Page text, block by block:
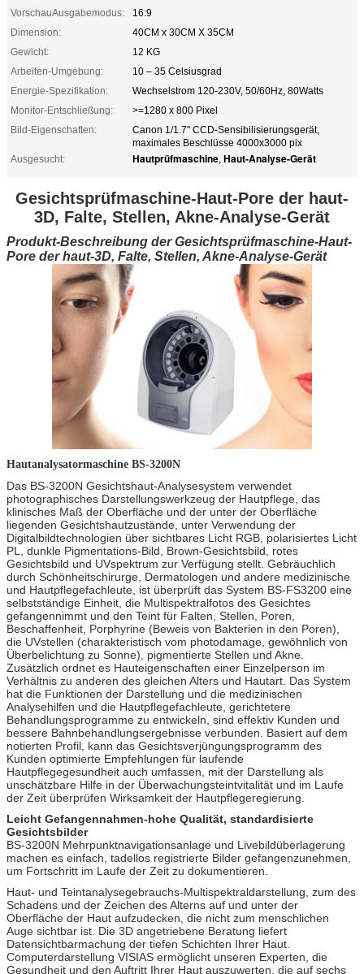
VorschauAusgabemodus:
16:9
Dimension:
40CM x 30CM X 35CM
Gewicht:
12 KG
Arbeiten-Umgebung:
10 – 35 Celsiusgrad
Energie-Spezifikation:
Wechselstrom 120-230V, 50/60Hz, 80Watts
Monitor-Entschließung:
>=1280 x 800 Pixel
Bild-Eigenschaften:
Canon 1/1.7" CCD-Sensibilisierungsgerät,
maximales Beschlüsse 4000x3000 pix
Ausgesucht:
Hautprüfmaschine, Haut-Analyse-Gerät
Gesichtsprüfmaschine-Haut-Pore der haut-
3D, Falte, Stellen, Akne-Analyse-Gerät
Produkt-Beschreibung der Gesichtsprüfmaschine-Haut-
Pore der haut-3D, Falte, Stellen, Akne-Analyse-Gerät
Hautanalysatormaschine BS-3200N
Das BS-3200N Gesichtshaut-Analysesystem verwendet
photographisches Darstellungswerkzeug der Hautpflege, das
klinisches Maß der Oberfläche und der unter der Oberfläche
liegenden Gesichtshautzustände, unter Verwendung der
Digitalbildtechnologien über sichtbares Licht RGB, polarisiertes Licht
PL, dunkle Pigmentations-Bild, Brown-Gesichtsbild, rotes
Gesichtsbild und UVspektrum zur Verfügung stellt. Gebräuchlich
durch Schönheitschirurge, Dermatologen und andere medizinische
und Hautpflegefachleute, ist überprüft das System BS-FS3200 eine
selbstständige Einheit, die Multispektralfotos des Gesichtes
gefangennimmt und den Teint für Falten, Stellen, Poren,
Beschaffenheit, Porphyrine (Beweis von Bakterien in den Poren),
die UVstellen (charakteristisch vom photodamage, gewöhnlich von
Überbelichtung zu Sonne), pigmentierte Stellen und Akne.
Zusätzlich ordnet es Hauteigenschaften einer Einzelperson im
Verhältnis zu anderen des gleichen Alters und Hautart. Das System
hat die Funktionen der Darstellung und die medizinischen
Analysehilfen und die Hautpflegefachleute, gerichtetere
Behandlungsprogramme zu entwickeln, sind effektiv Kunden und
bessere Bahnbehandlungsergebnisse verbunden. Basiert auf dem
notierten Profil, kann das Gesichtsverjüngungsprogramm des
Kunden optimierte Empfehlungen für laufende
Hautpflegegesundheit auch umfassen, mit der Darstellung als
unschätzbare Hilfe in der Überwachungsteintvitalität und im Laufe
der Zeit überprüfen Wirksamkeit der Hautpflegeregierung.
Leicht Gefangennahmen-hohe Qualität, standardisierte
Gesichtsbilder
BS-3200N Mehrpunktnavigationsanlage und Livebildüberlagerung
machen es einfach, tadellos registrierte Bilder gefangenzunehmen,
um Fortschritt im Laufe der Zeit zu dokumentieren.
Haut- und Teintanalysegebrauchs-Multispektraldarstellung, zum des
Schadens und der Zeichen des Alterns auf und unter der
Oberfläche der Haut aufzudecken, die nicht zum menschlichen
Auge sichtbar ist. Die 3D angetriebene Beratung liefert
Datensichtbarmachung der tiefen Schichten Ihrer Haut.
Computerdarstellung VISIAS ermöglicht unseren Experten, die
Gesundheit und den Auftritt Ihrer Haut auszuwerten, die auf sechs